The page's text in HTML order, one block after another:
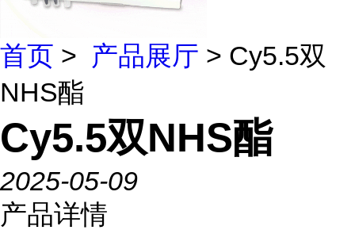
首页 > 产品展厅 > Cy5.5双
NHS酯
Cy5.5双NHS酯
2025-05-09
产品详情